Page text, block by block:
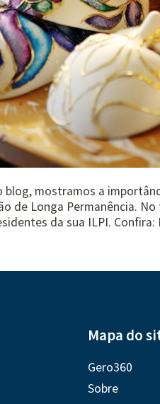
blog, mostramos a
de Longa Permanência.
da sua ILPI.
Mapa do
Gero360
Sobre